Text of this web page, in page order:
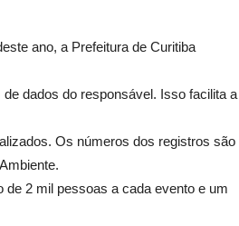
ano, a Prefeitura de Curitiba
dados do responsável. Isso facilita a
Os números dos registros são
de 2 mil pessoas a cada evento e um